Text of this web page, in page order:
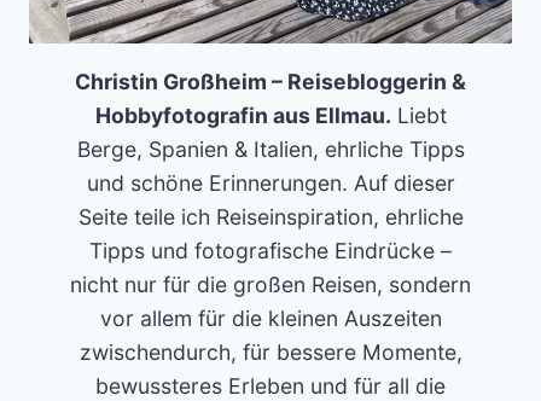
Christin Großheim – Reisebloggerin &
Hobbyfotografin aus Ellmau. Liebt
Berge, Spanien & Italien, ehrliche Tipps
und schöne Erinnerungen. Auf dieser
Seite teile ich Reiseinspiration, ehrliche
Tipps und fotografische Eindrücke –
nicht nur für die großen Reisen, sondern
vor allem für die kleinen Auszeiten
zwischendurch, für bessere Momente,
bewussteres Erleben und für all die